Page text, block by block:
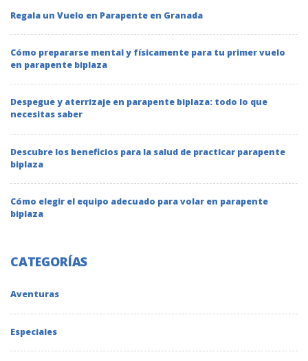
Regala un Vuelo en Parapente en Granada
Cómo prepararse mental y físicamente para tu primer vuelo
en parapente biplaza
Despegue y aterrizaje en parapente biplaza: todo lo que
necesitas saber
Descubre los beneficios para la salud de practicar parapente
biplaza
Cómo elegir el equipo adecuado para volar en parapente
biplaza
CATEGORÍAS
Aventuras
Especiales